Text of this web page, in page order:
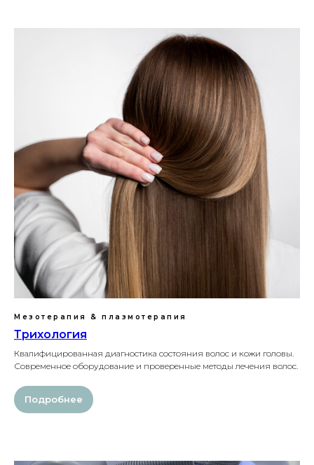
Мезотерапия & плазмотерапия
Трихология
Квалифицированная диагностика состояния волос и кожи головы.
Современное оборудование и проверенные методы лечения волос.
Подробнее